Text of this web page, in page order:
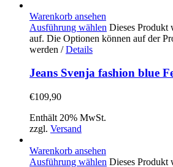
Warenkorb ansehen
Ausführung wählen Dieses Produkt
auf. Die Optionen können auf der
werden / Details
Jeans Svenja fashion blue
€109,90
Enthält 20% MwSt.
zzgl. Versand
Warenkorb ansehen
Ausführung wählen Dieses Produkt